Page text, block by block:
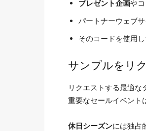
プレゼント企画やコ
パートナーウェブ
そのコードを使用
サンプルをリ
リクエストする最適な
重要なセールイベント
休日シーズンには独占